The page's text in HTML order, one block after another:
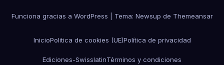
Funciona gracias a WordPress Tema: Newsup de Themeansar
InicioPolitica de cookies (UE)Política de privacidad
Ediciones-SwisslatinTérminos y condiciones